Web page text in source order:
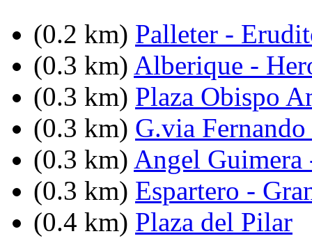
(0.2 km) Palleter -
(0.3 km) Alberique -
(0.3 km) Plaza Obispo
(0.3 km) G.via
(0.3 km) Angel Guimera
(0.3 km) Espartero -
(0.4 km) Plaza del Pilar